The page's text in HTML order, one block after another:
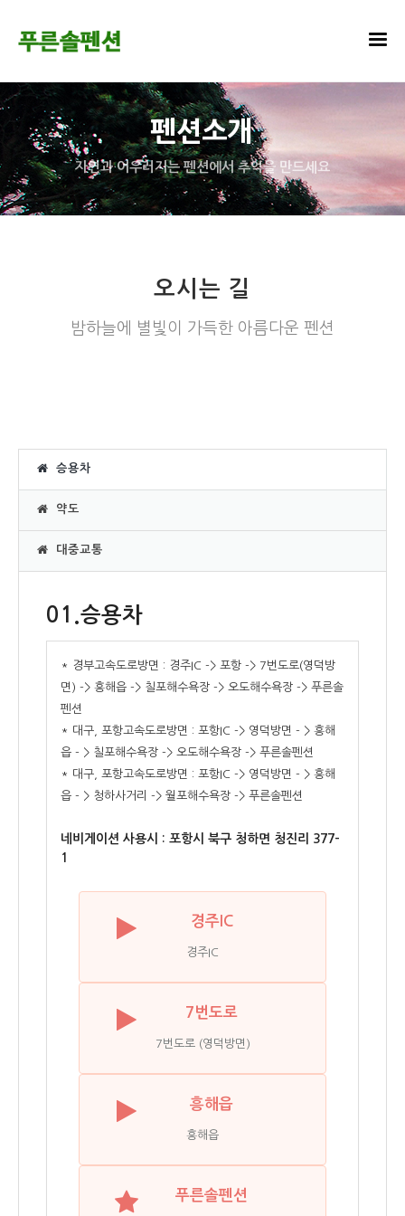
펜션소개
자연과 어우러지는 펜션에서 추억을 만드세요
오시는 길
밤하늘에 별빛이 가득한 아름다운 펜션
승용차
약도
대중교통
01.승용차
* 경부고속도로방면 : 경주IC -> 포항 -> 7번도로(영덕방
면) -> 흥해읍 -> 칠포해수욕장 -> 오도해수욕장 -> 푸른솔
펜션
* 대구, 포항고속도로방면 : 포항IC -> 영덕방면 - > 흥해
읍 - > 칠포해수욕장 -> 오도해수욕장 -> 푸른솔펜션
* 대구, 포항고속도로방면 : 포항IC -> 영덕방면 - > 흥해
읍 - > 청하사거리 -> 월포해수욕장 -> 푸른솔펜션
네비게이션 사용시 : 포항시 북구 청하면 청진리 377-
1
경주IC
경주IC
7번도로
7번도로 (영덕방면)
흥해읍
흥해읍
푸른솔펜션